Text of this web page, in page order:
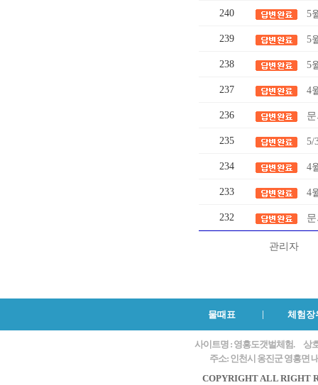
240 5
239 5
238 5
237 4
236
235 5/
234 4
233 4
232
관리자
물때표 체험장
사이트명 : 영흥도갯벌체험.
상
주소: 인천시 옹진군 영흥면
COPYRIGHT ALL RIGHT